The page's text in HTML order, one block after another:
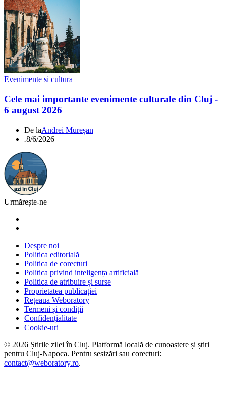
Evenimente si cultura
Cele mai importante evenimente culturale din Cluj -
6 august 2026
De laAndrei Mureșan
.8/6/2026
Urmărește-ne
Despre noi
Politica editorială
Politica de corecturi
Politica privind inteligența artificială
Politica de atribuire și surse
Proprietatea publicației
Rețeaua Weboratory
Termeni și condiții
Confidențialitate
Cookie-uri
© 2026 Știrile zilei în Cluj. Platformă locală de cunoaștere și știri
pentru Cluj-Napoca. Pentru sesizări sau corecturi:
contact@weboratory.ro.